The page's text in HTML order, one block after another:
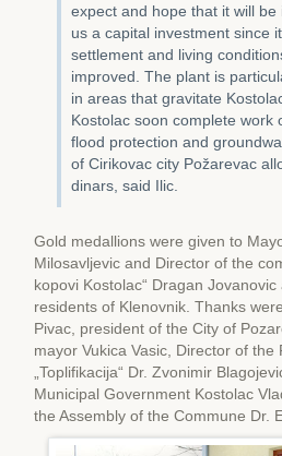
expect and hope that it will
us a capital investment since
settlement and living
improved. The plant is
in areas that gravitate
Kostolac soon complete work
flood protection and
of Cirikovac city Požarevac
dinars, said Ilic.
Gold medallions were given to
Milosavljevic and Director of the
kopovi Kostolac“ Dragan
residents of Klenovnik. Thanks
Pivac, president of the City of
mayor Vukica Vasic, Director of the
„Toplifikacija“ Dr. Zvonimir
Municipal Government Kostolac
the Assembly of the Commune Dr.